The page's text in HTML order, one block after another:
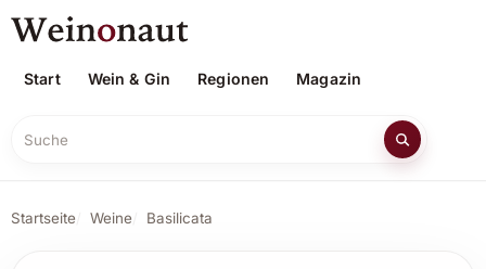
Start Wein & Gin Regionen Magazin
Suche
Startseite Weine Basilicata